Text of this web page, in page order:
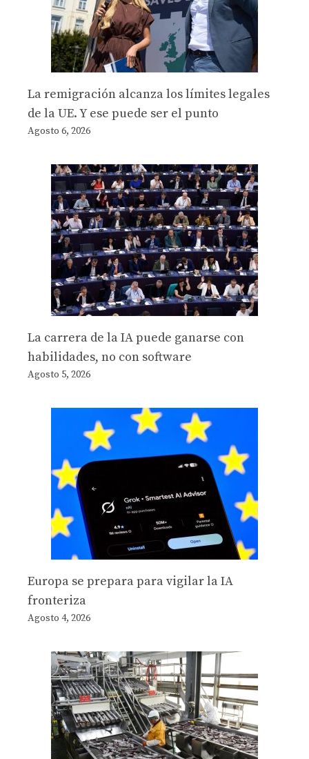
La remigración alcanza los límites legales
de la UE. Y ese puede ser el punto
Agosto 6, 2026
La carrera de la IA puede ganarse con
habilidades, no con software
Agosto 5, 2026
Europa se prepara para vigilar la IA
fronteriza
Agosto 4, 2026